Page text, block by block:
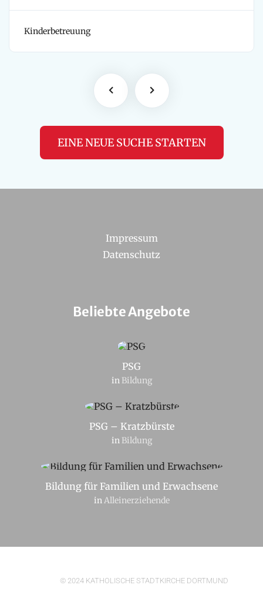
Göttl. Wort
Kinderbetreuung
EINE NEUE SUCHE STARTEN
Impressum
Datenschutz
Beliebte Angebote
PSG
in Bildung
PSG – Kratzbürste
in Bildung
Bildung für Familien und Erwachsene
in Alleinerziehende
© 2024 KATHOLISCHE STADTKIRCHE DORTMUND